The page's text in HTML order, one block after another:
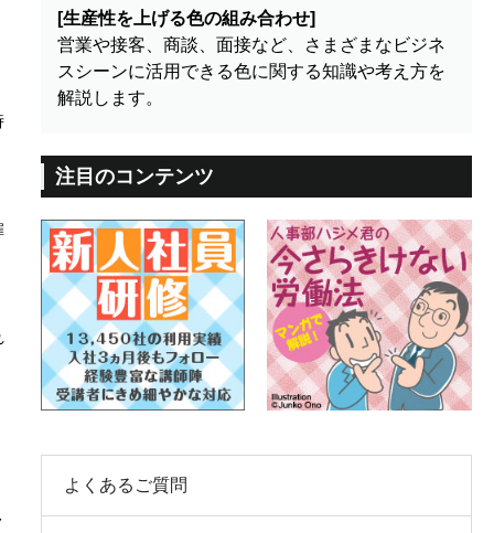
[生産性を上げる色の組み合わせ]
営業や接客、商談、面接など、さまざまなビジネ
スシーンに活用できる色に関する知識や考え方を
解説します。
注目のコンテンツ
よくあるご質問